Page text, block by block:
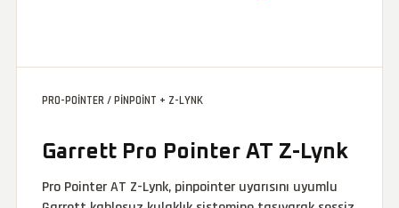
PRO-POINTER / PINPOINT + Z-LYNK
Garrett Pro Pointer AT Z-Lynk
Pro Pointer AT Z-Lynk, pinpointer uyarısını uyumlu